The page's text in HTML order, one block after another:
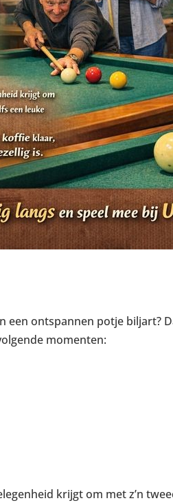
een ontspannen potje biljart?
momenten:
krijgt om met z’n